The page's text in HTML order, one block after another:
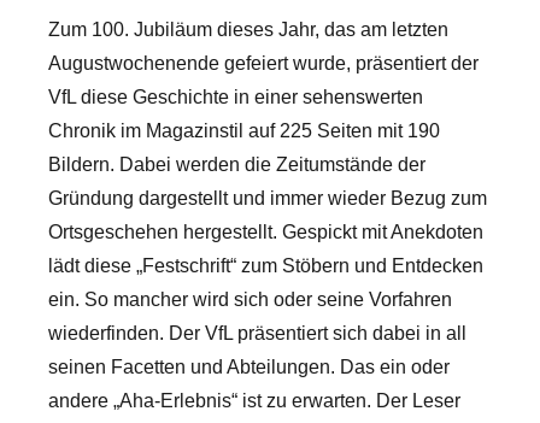
Zum 100. Jubiläum dieses Jahr, das am letzten
Augustwochenende gefeiert wurde, präsentiert der
VfL diese Geschichte in einer sehenswerten
Chronik im Magazinstil auf 225 Seiten mit 190
Bildern. Dabei werden die Zeitumstände der
Gründung dargestellt und immer wieder Bezug zum
Ortsgeschehen hergestellt. Gespickt mit Anekdoten
lädt diese „Festschrift“ zum Stöbern und Entdecken
ein. So mancher wird sich oder seine Vorfahren
wiederfinden. Der VfL präsentiert sich dabei in all
seinen Facetten und Abteilungen. Das ein oder
andere „Aha-Erlebnis“ ist zu erwarten. Der Leser